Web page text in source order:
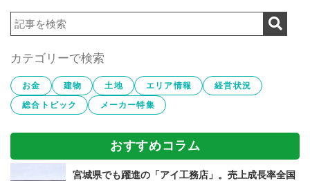
価格が上がり、坪単価も上がるのです。基本的に坪単価を
安く見せたいので、分譲住宅の多くは省ける箇所を抜いて
計算しているところが多いようです。
延床面積も基準がない
また、延床面積についても同じことが言えます。各階の法
定床面積を足し合わせて計算しているケースと、その法定
カテゴリーで検索
お金 建物 土地 エリア情報
経営状況
総合トピック
メーカー特集
おすすめコラム
宮城県でも躍進の「アイ工務店」。売上成長率全国